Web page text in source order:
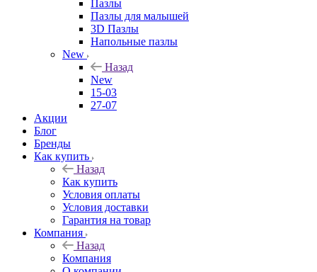
Пазлы
Пазлы для малышей
3D Пазлы
Напольные пазлы
New
Назад
New
15-03
27-07
Акции
Блог
Бренды
Как купить
Назад
Как купить
Условия оплаты
Условия доставки
Гарантия на товар
Компания
Назад
Компания